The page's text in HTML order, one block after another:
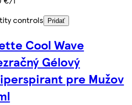
controls
Pridať
Cool Wave
Gélový
pre Mužov